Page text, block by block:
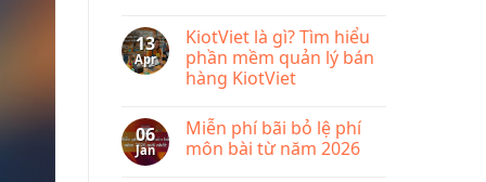
dẫn
chạy
quảng
cáo
hiệu
on
Top
5
phần
tiền
tốt
nhất
13
Apr
KiotViet là gì? Tìm hiểu
phần mềm quản lý bán
hàng KiotViet
Comments
on
KiotViet
là
06
Jan
Miễn phí bãi bỏ lệ phí
môn bài từ năm 2026